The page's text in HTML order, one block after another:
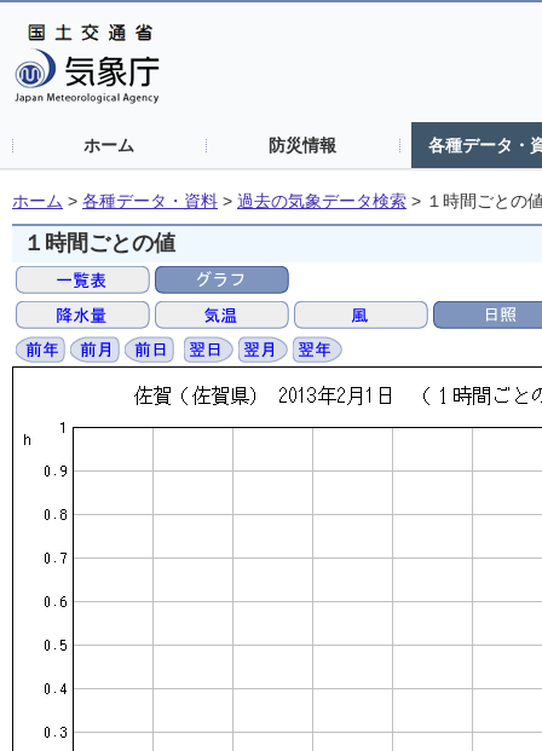
ホーム 防災情報 各種データ・
ホーム > 各種データ・資料 > 過去の気象データ検索 > １時間ごとの
１時間ごとの値